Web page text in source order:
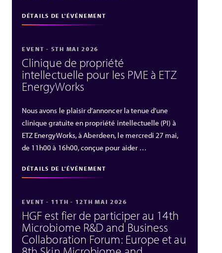
DÉTAILS DE L'ÉVÉNEMENT
EVENT - 5TH MAI 2026
Clinique de propriété
intellectuelle pour les PME à ETZ
EnergyWorks
Nous avons le plaisir d’annoncer la tenue d’une
clinique gratuite en propriété intellectuelle (PI) à
ETZ EnergyWorks, à Aberdeen, le mercredi 27 mai,
de 11h00 à 16h00, conçue pour aider …
DÉTAILS DE L'ÉVÉNEMENT
EVENT - 11TH - 12TH MAI 2026
HGF est fier de participer au 14th
Microbiome R&D and Business
Collaboration Forum: Europe et au